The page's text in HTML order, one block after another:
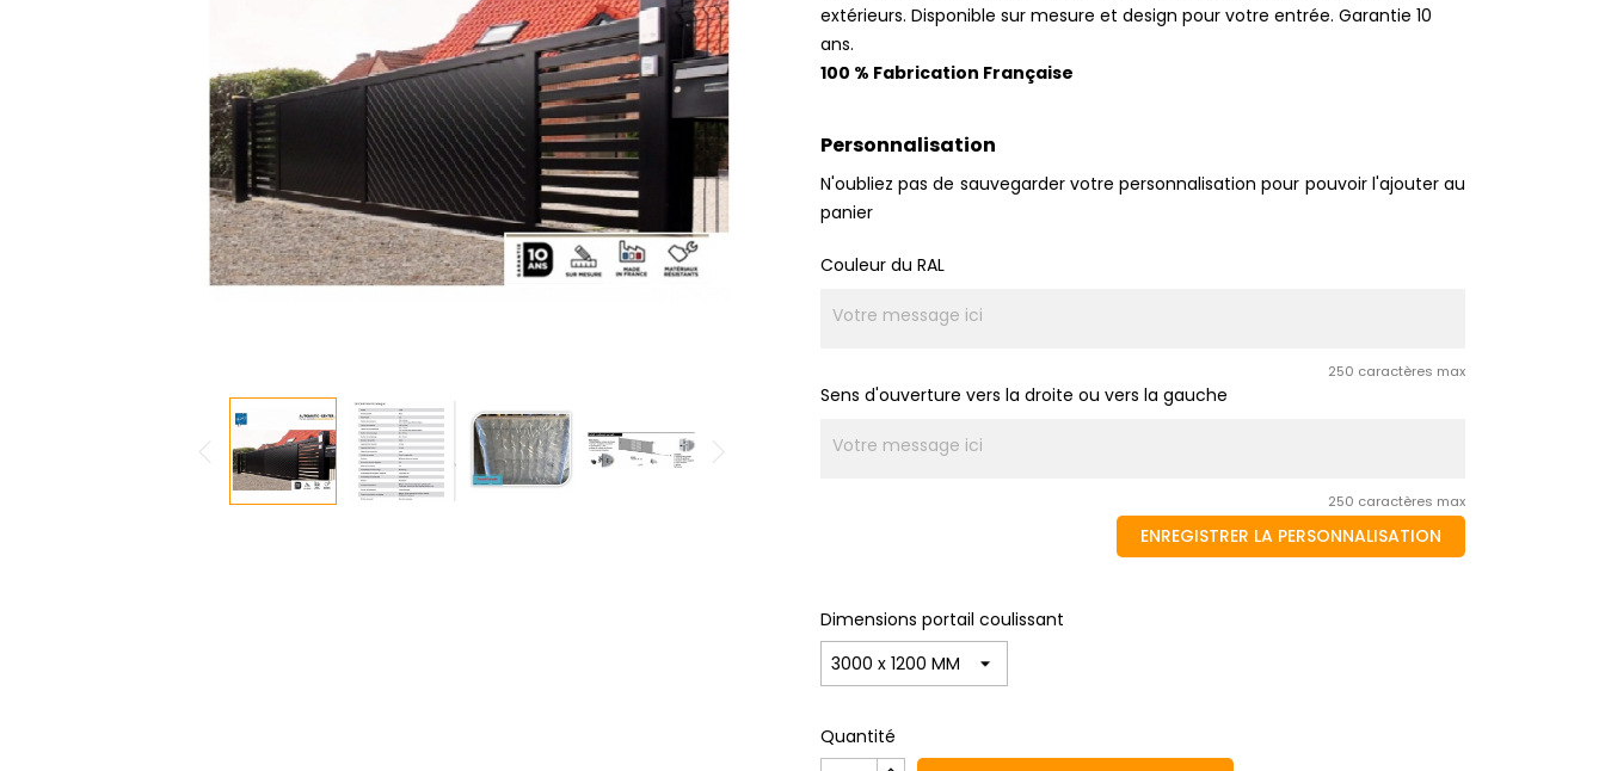
extérieurs. Disponible sur mesure et design pour votre entrée. Garantie 10
ans.
100 % Fabrication Française
Personnalisation
N'oubliez pas de sauvegarder votre personnalisation pour pouvoir l'ajouter au
panier
Couleur du RAL
250 caractères max
Sens d'ouverture vers la droite ou vers la gauche
250 caractères max
ENREGISTRER LA PERSONNALISATION
Dimensions portail coulissant
Quantité